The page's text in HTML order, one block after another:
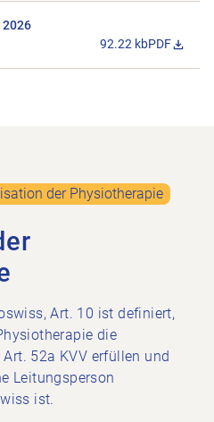
92.22 kb
Datei
PDF
der Physiotherapie
Art. 10 ist definiert,
die
52a KVV erfüllen und
Leitungsperson
ist.